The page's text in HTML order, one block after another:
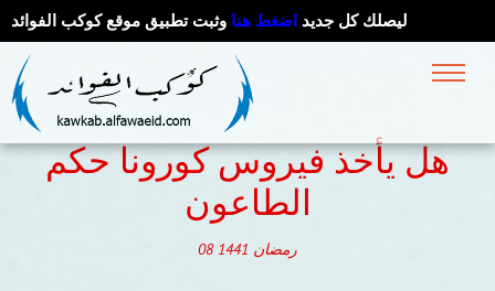
ليصلك كل جديد اضغط هنا وثبت تطبيق موقع كوكب الفوائد
هل يأخذ فيروس كورونا حكم
الطاعون
08 رمضان 1441